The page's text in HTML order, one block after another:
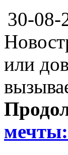
30-08-
или